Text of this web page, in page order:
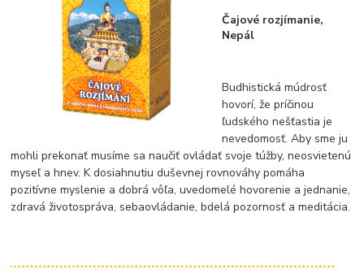
Čajové rozjímanie,
Nepál
Budhistická múdrosť
hovorí, že príčinou
ľudského nešťastia je
nevedomosť. Aby sme ju
mohli prekonať musíme sa naučiť ovládať svoje túžby, neosvietenú
myseľ a hnev. K dosiahnutiu duševnej rovnováhy pomáha
pozitívne myslenie a dobrá vôľa, uvedomelé hovorenie a jednanie,
zdravá životospráva, sebaovládanie, bdelá pozornosť a meditácia.